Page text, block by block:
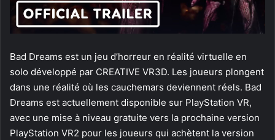
Bad Dreams est un jeu d’horreur en réalité virtuelle en
solo développé par CREATIVE VR3D. Les joueurs plongent
dans une réalité où les cauchemars deviennent réels. Bad
Dreams est actuellement disponible sur PlayStation VR,
avec une mise à niveau gratuite vers la prochaine version
PlayStation VR2 pour les joueurs qui achètent la version